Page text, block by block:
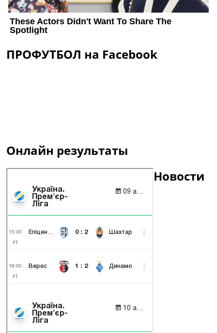
ПРОФУТБОЛ на Facebook
Онлайн результаты
Новости